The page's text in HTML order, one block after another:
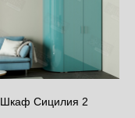
Шкаф Сицилия 2